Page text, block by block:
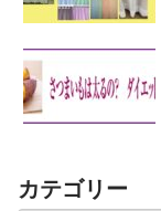
カテゴリー